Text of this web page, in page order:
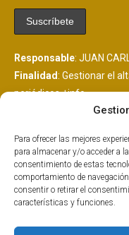
Para ofrecer las mejores
para almacenar y/o acceder a
consentimiento de estas
comportamiento de
consentir o retirar el
características y funciones.
Responsable: JUAN
Finalidad: Gestionar el
periódicos+info
:
de envío de boletines
PrivacyShield.+info
Derechos: Tiene
aquí.+info